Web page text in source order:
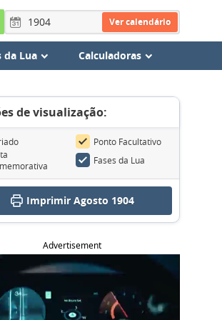
Ver calendário
da Lua Calculadoras
de visualização:
Ponto Facultativo
Fases da Lua
Imprimir Agosto 1904
Advertisement